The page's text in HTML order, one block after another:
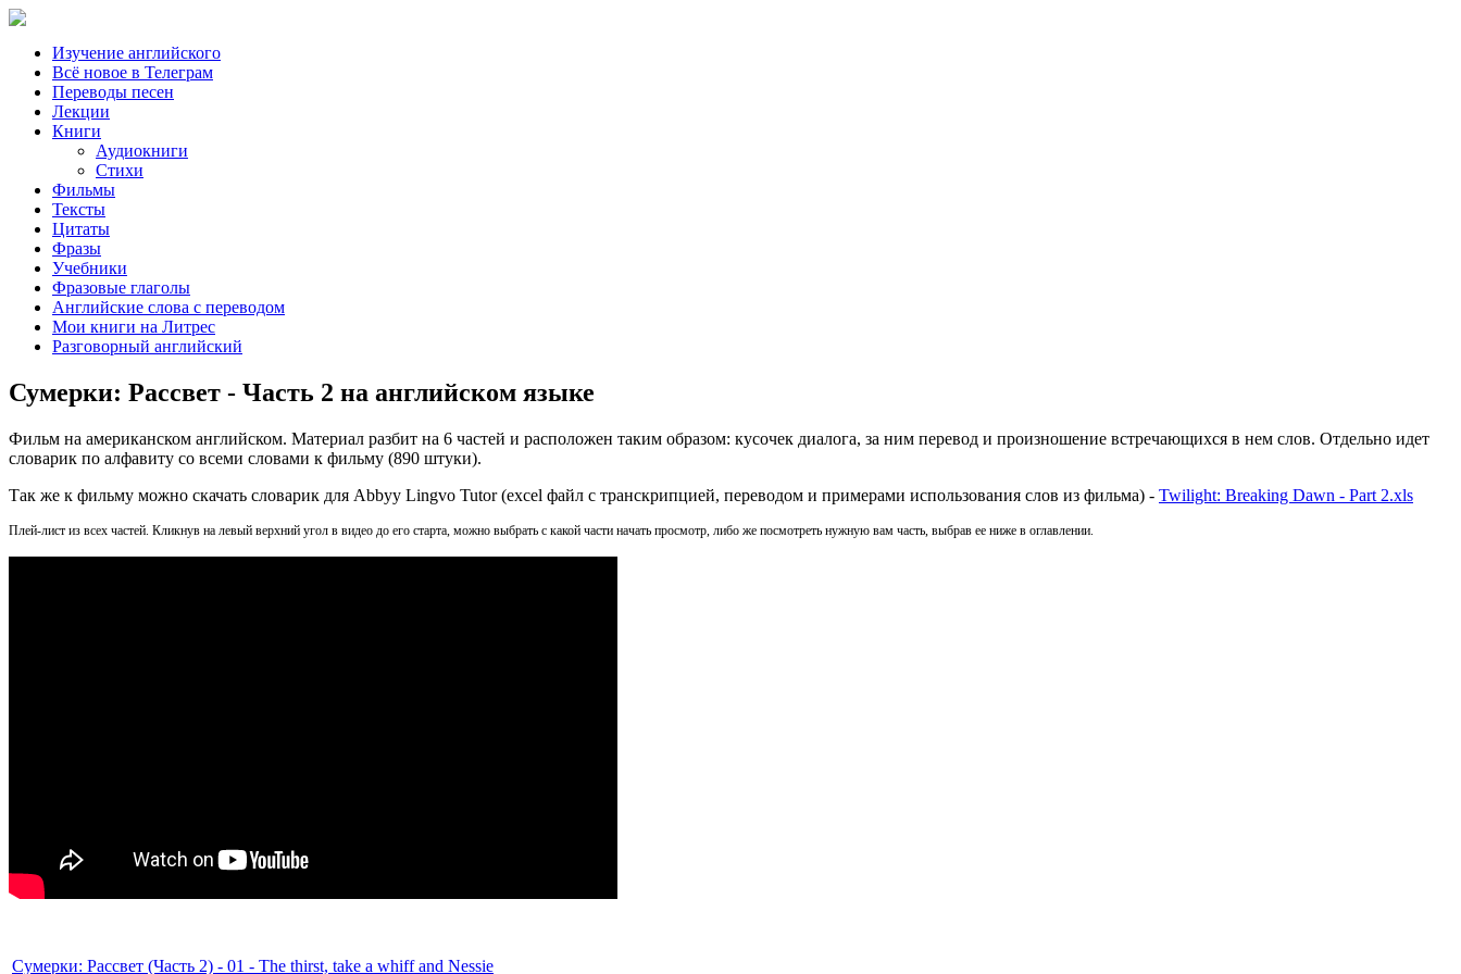
Изучение английского
Всё новое в Телеграм
Переводы песен
Лекции
Книги
Аудиокниги
Стихи
Фильмы
Тексты
Цитаты
Фразы
Учебники
Фразовые глаголы
Английские слова с переводом
Мои книги на Литрес
Разговорный английский
Сумерки: Рассвет - Часть 2 на английском языке
Фильм на американском английском. Материал разбит на 6 частей и расположен таким образом: кусочек диалога, за ним перевод и произношение встречающихся в нем слов. Отдельно идет
словарик по алфавиту со всеми словами к фильму (890 штуки).
Так же к фильму можно скачать словарик для Abbyy Lingvo Tutor (excel файл с транскрипцией, переводом и примерами использования слов из фильма) - Twilight: Breaking Dawn - Part 2.xls
Плей-лист из всех частей. Кликнув на левый верхний угол в видео до его старта, можно выбрать с какой части начать просмотр, либо же посмотреть нужную вам часть, выбрав ее ниже в оглавлении.
Сумерки: Рассвет (Часть 2) - 01 - The thirst, take a whiff and Nessie